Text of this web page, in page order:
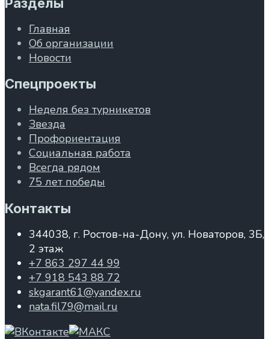
Главная
Об организации
Новости
Спецпроекты
Неделя без турникетов
Звезда
Профориентация
Социальная работа
Всегда рядом
75 лет победы
Контакты
344038, г. Ростов-на-Дону, ул. Новаторов, 3Б,
2 этаж
+7 863 297 44 99
+7 918 543 88 72
skgarant61@yandex.ru
nata.fil79@mail.ru